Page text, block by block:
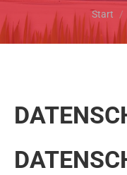
Sie
Start